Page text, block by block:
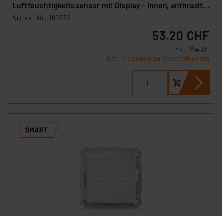
Luftfeuchtigkeitssensor mit Display – innen, anthrazit,
HmIP-STHD-A
Artikel-Nr. 160551
53.20 CHF
inkl. MwSt.
Informationen zu Versandkosten